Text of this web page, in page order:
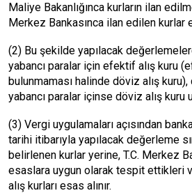
Maliye Bakanlığınca kurların ilan
Merkez Bankasınca ilan edilen kurlar
(2) Bu şekilde yapılacak
yabancı paralar için efektif alış kuru
bulunmaması halinde döviz alış
yabancı paralar içinse döviz alış kuru
(3) Vergi uygulamaları açısından
tarihi itibarıyla yapılacak değerleme
belirlenen kurlar yerine, T.C. Merkez
esaslara uygun olarak tespit ettikleri
alış kurları esas alınır.